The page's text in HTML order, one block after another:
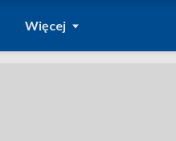
Więcej